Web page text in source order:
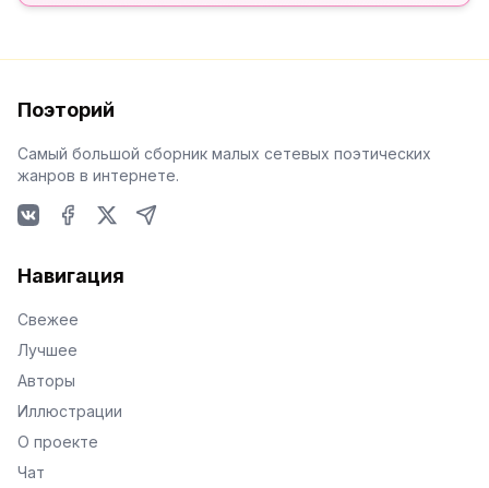
Поэторий
Самый большой сборник малых сетевых поэтических
жанров в интернете.
Навигация
Свежее
Лучшее
Авторы
Иллюстрации
О проекте
Чат